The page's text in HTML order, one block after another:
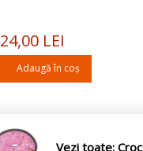
24,00 LEI
Adaugă în coș
Vezi toate: